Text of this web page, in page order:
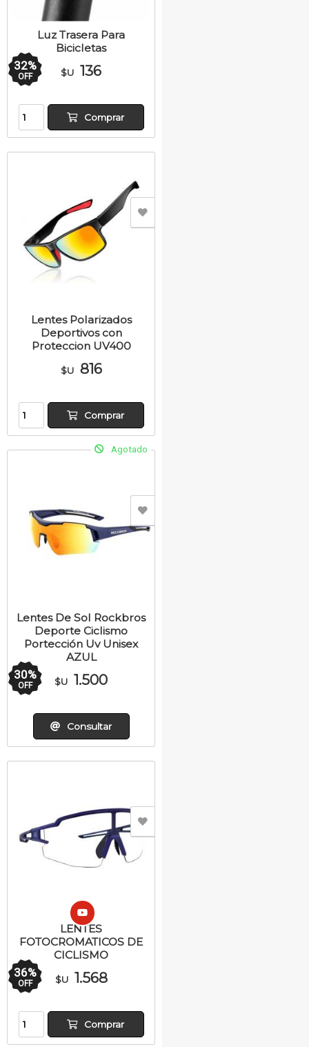
Luz Trasera Para
Bicicletas
32%
OFF $U 136
Comprar
Lentes Polarizados
Deportivos con
Proteccion UV400
$U 816
Comprar
Agotado
Lentes De Sol Rockbros
Deporte Ciclismo
Portección Uv Unisex
AZUL
30%
OFF $U 1.500
Consultar
LENTES
FOTOCROMATICOS DE
CICLISMO
36%
OFF $U 1.568
Comprar